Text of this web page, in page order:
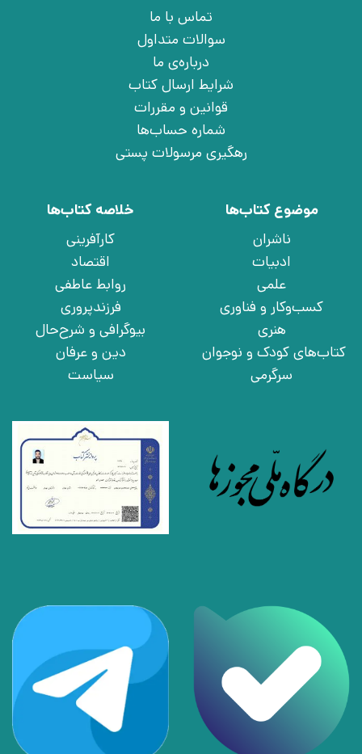
تماس با ما
سوالات متداول
درباره‌ی ما
شرایط ارسال کتاب
قوانین و مقررات
شماره حساب‌ها
رهگیری مرسولات پستی
موضوع کتاب‌ها
ناشران
ادبیات
علمی
کسب‌وکار و فناوری
هنری
کتاب‌های کودک و نوجوان
سرگرمی
خلاصه کتاب‌ها
کارآفرینی
اقتصاد
روابط عاطفی
فرزندپروری
بیوگرافی و شرح‌حال
دین و عرفان
سیاست